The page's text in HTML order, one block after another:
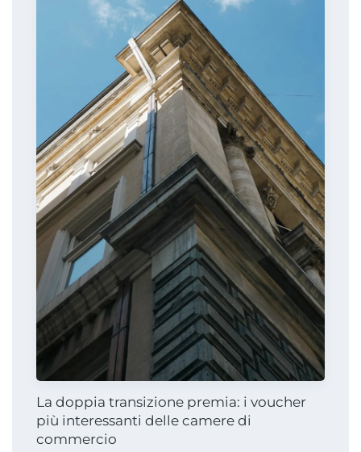
La doppia transizione premia: i voucher
più interessanti delle camere di
commercio